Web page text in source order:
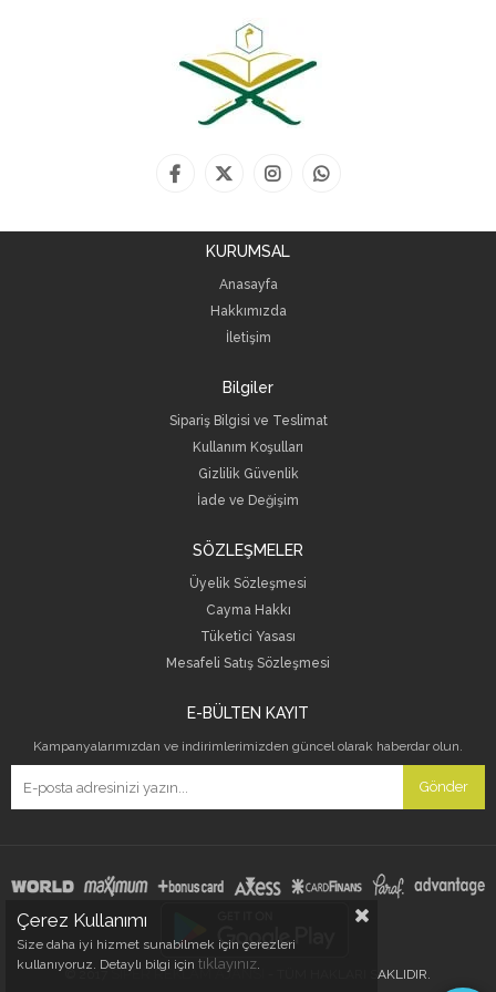
KURUMSAL
Anasayfa
Hakkımızda
İletişim
Bilgiler
Sipariş Bilgisi ve Teslimat
Kullanım Koşulları
Gizlilik Güvenlik
İade ve Değişim
SÖZLEŞMELER
Üyelik Sözleşmesi
Cayma Hakkı
Tüketici Yasası
Mesafeli Satış Sözleşmesi
E-BÜLTEN KAYIT
Kampanyalarımızdan ve indirimlerimizden güncel olarak haberdar olun.
Gönder
SİPER REKLAM AJANSI - TÜM HAKLARI SAKLIDIR.
Çerez Kullanımı
Size daha iyi hizmet sunabilmek için çerezleri
kullanıyoruz. Detaylı bilgi için tıklayınız.